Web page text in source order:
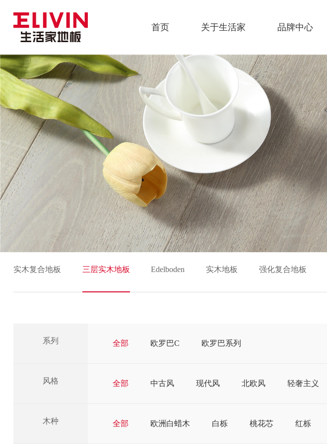
首页 关于生活家 品牌中心
实木复合地板 三层实木地板 Edelboden 实木地板 强化复合地板
系列 全部 欧罗巴C 欧罗巴系列
风格 全部 中古风 现代风 北欧风 轻奢主义
木种 全部 欧洲白蜡木 白栎 桃花芯 红栎